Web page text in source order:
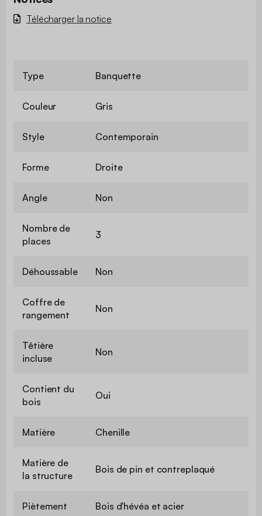
Télécharger la notice
Type Banquette
Couleur Gris
Style Contemporain
Forme Droite
Angle Non
Nombre de
places
3
Déhoussable Non
Coffre de
rangement
Non
Têtière
incluse
Non
Contient du
bois
Oui
Matière Chenille
Matière de
la structure
Bois de pin et contreplaqué
Piètement Bois d'hévéa et acier